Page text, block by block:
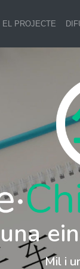
EL PROJECTE
Mil i